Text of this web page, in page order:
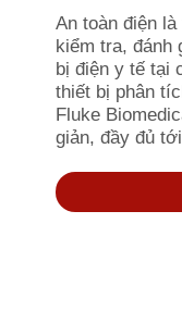
An toàn điện
kiểm tra, đánh
bị điện y tế tại
thiết bị phân
Fluke
giản, đầy đủ